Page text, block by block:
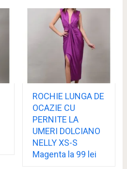
ROCHIE LUNGA DE
OCAZIE CU
PERNITE LA
UMERI DOLCIANO
NELLY XS-S
Magenta la 99 lei